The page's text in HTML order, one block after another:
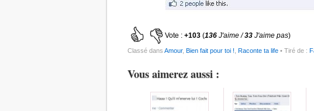
Vote : +103 (136 J'aime /33 J'aime pas)
Classé dans Amour, Bien fait pour toi ! Raconte ta life • Tiré de :
Vous aimerez aussi :